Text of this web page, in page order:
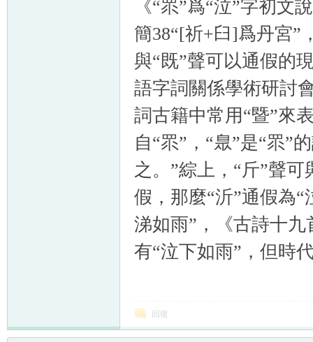
《“眔”爲“泣”字初
簡38“[祈+臼]爲丹宮”
與“既”聲可以通假的
語字詞關係學術研討
詞古籍中常用“暨”來
自“眔”，“臮”是“眔”
之。”綜上，“斤”聲
假，那麼“沂”通假為
涕如雨”，《古詩十
有“泣下如雨”，但時
回復